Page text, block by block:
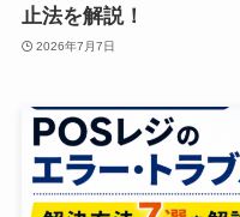
止法を解説！
2026年7月7日